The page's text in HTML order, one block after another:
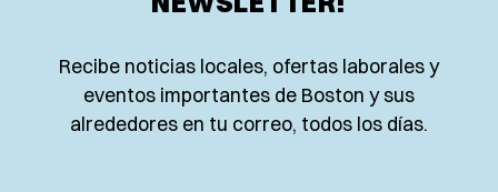
Recibe noticias locales, ofertas laborales y
eventos importantes de Boston y sus
alrededores en tu correo, todos los días.
Guía de Recursos Advertise with us